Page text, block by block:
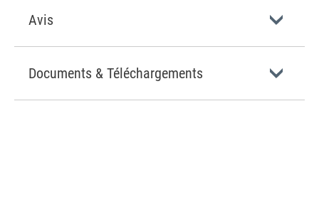
Avis
Documents & Téléchargements